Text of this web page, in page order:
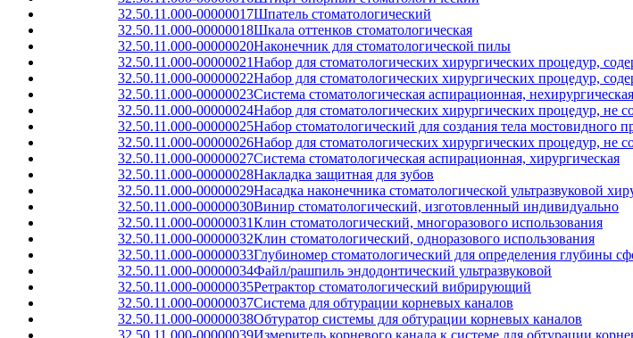
32.50.11.000-00000017Шпатель стоматологический
32.50.11.000-00000018Шкала оттенков стоматологическая
32.50.11.000-00000020Наконечник для стоматологической пилы
32.50.11.000-00000021Набор для стоматологических хирургических процедур,
32.50.11.000-00000022Набор для стоматологических хирургических процедур,
32.50.11.000-00000023Система стоматологическая аспирационная, нехирургическая
32.50.11.000-00000024Набор для стоматологических хирургических процедур, не
32.50.11.000-00000025Набор стоматологический для создания тела мостовидного
32.50.11.000-00000026Набор для стоматологических хирургических процедур, не
32.50.11.000-00000027Система стоматологическая аспирационная, хирургическая
32.50.11.000-00000028Накладка защитная для зубов
32.50.11.000-00000029Насадка наконечника стоматологической ультразвуковой
32.50.11.000-00000030Винир стоматологический, изготовленный индивидуально
32.50.11.000-00000031Клин стоматологический, многоразового использования
32.50.11.000-00000032Клин стоматологический, одноразового использования
32.50.11.000-00000033Глубиномер стоматологический для определения глубины
32.50.11.000-00000034Файл/рашпиль эндодонтический ультразвуковой
32.50.11.000-00000035Ретрактор стоматологический вибрирующий
32.50.11.000-00000037Система для обтурации корневых каналов
32.50.11.000-00000038Обтуратор системы для обтурации корневых каналов